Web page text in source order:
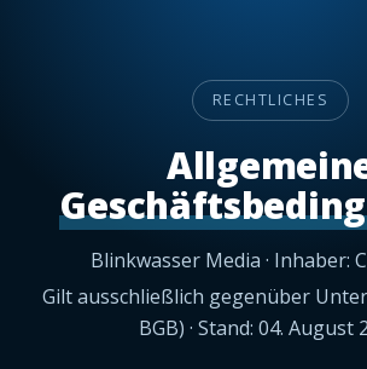
RECHTLICHES
Blinkwasser Media · Inhaber:
Gilt ausschließlich gegenüber
BGB) · Stand: 04. August